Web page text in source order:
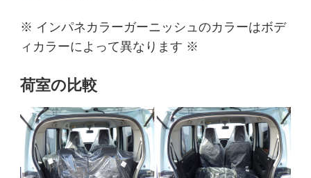
※ インパネカラーガーニッシュのカラーはボデ
ィカラーによって異なります ※
荷室の比較